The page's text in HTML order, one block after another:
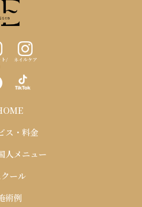
ト/
ネイルケア
ス・料金
人メニュー
ール
術例